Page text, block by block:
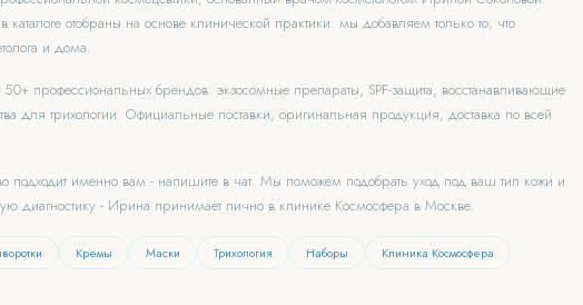
отобраны на основе клинической практики: мы добавляем только то, что
и дома.
50+ профессиональных брендов: экзосомные препараты, SPF-защита, восстанавливающие
для трихологии. Официальные поставки, оригинальная продукция, доставка по всей
подходит именно вам - напишите в чат. Мы поможем подобрать уход под ваш тип кожи и
диагностику - Ирина принимает лично в клинике Космосфера в Москве.
Кремы Маски Трихология Наборы Клиника Космосфера